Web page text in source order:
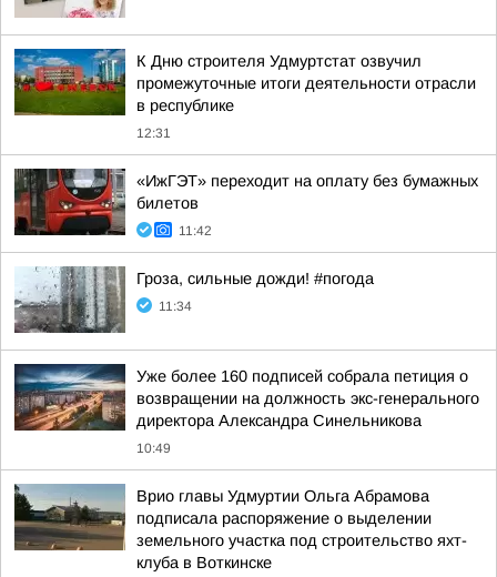
К Дню строителя Удмуртстат озвучил
промежуточные итоги деятельности отрасли
в республике
12:31
«ИжГЭТ» переходит на оплату без бумажных
билетов
11:42
Гроза, сильные дожди! #погода
11:34
Уже более 160 подписей собрала петиция о
возвращении на должность экс-генерального
директора Александра Синельникова
10:49
Врио главы Удмуртии Ольга Абрамова
подписала распоряжение о выделении
земельного участка под строительство яхт-
клуба в Воткинске